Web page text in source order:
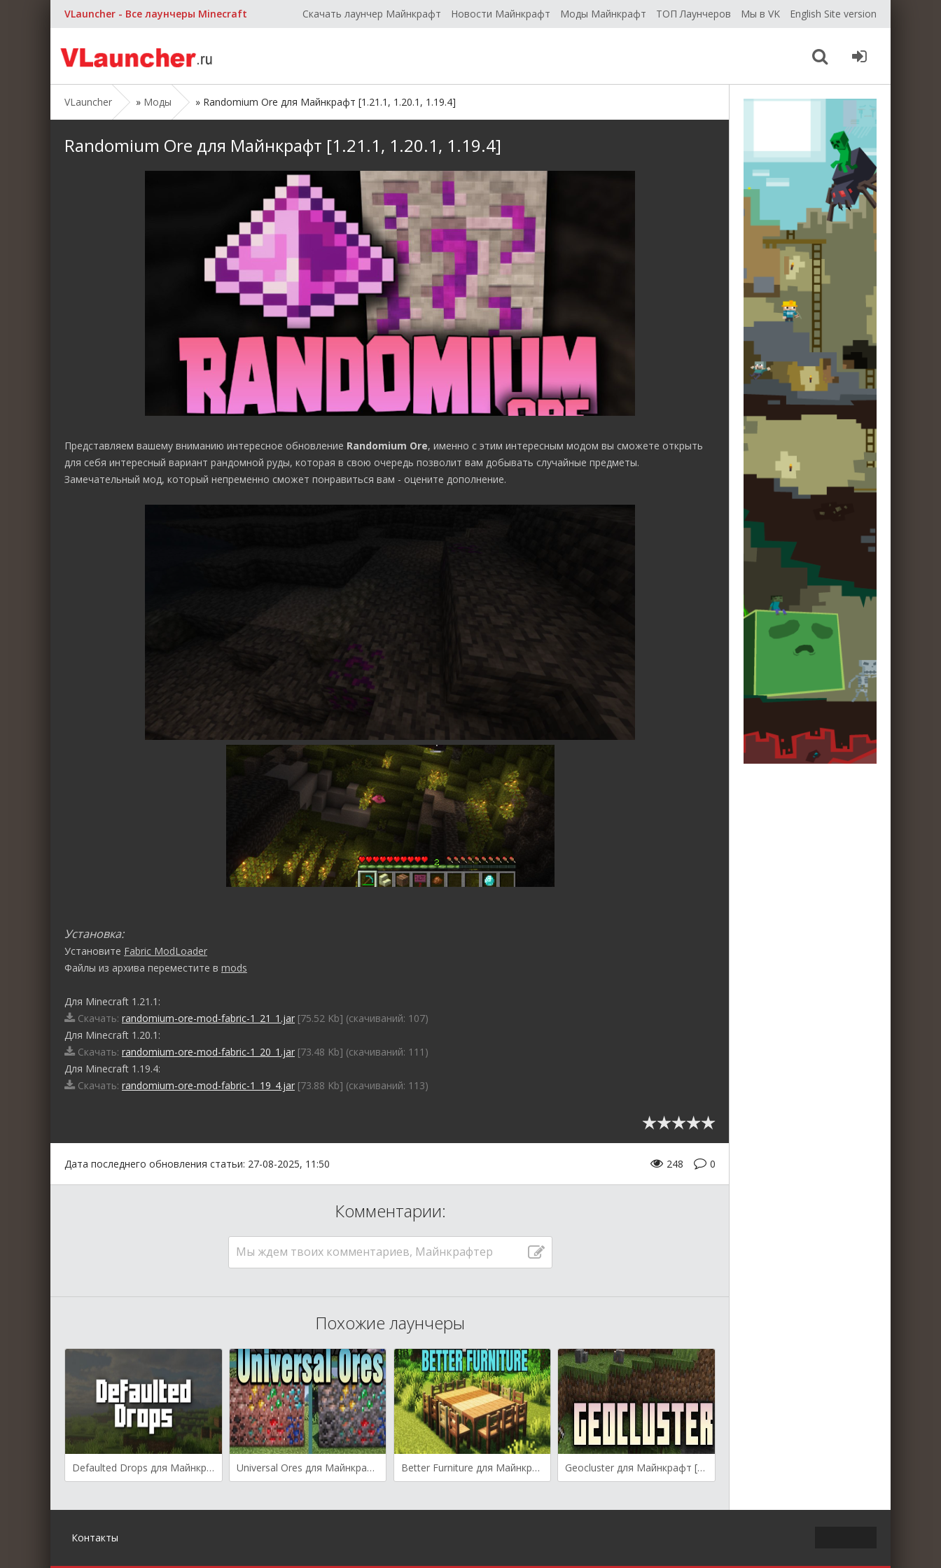
VLauncher - Все лаунчеры Minecraft Скачать лаунчер Майнкрафт Новости Майнкрафт Моды Майнкрафт ТОП Лаунчеров Мы в VK English Site version
VLauncher » Моды » Randomium Ore для Майнкрафт [1.21.1, 1.20.1, 1.19.4]
Randomium Ore для Майнкрафт [1.21.1, 1.20.1, 1.19.4]
Представляем вашему вниманию интересное обновление Randomium Ore, именно с этим интересным модом вы сможете открыть
для себя интересный вариант рандомной руды, которая в свою очередь позволит вам добывать случайные предметы.
Замечательный мод, который непременно сможет понравиться вам - оцените дополнение.
Установка:
Установите Fabric ModLoader
Файлы из архива переместите в mods
Для Minecraft 1.21.1:
Скачать: randomium-ore-mod-fabric-1_21_1.jar [75.52 Kb] (cкачиваний: 107)
Для Minecraft 1.20.1:
Скачать: randomium-ore-mod-fabric-1_20_1.jar [73.48 Kb] (cкачиваний: 111)
Для Minecraft 1.19.4:
Скачать: randomium-ore-mod-fabric-1_19_4.jar [73.88 Kb] (cкачиваний: 113)
Дата последнего обновления статьи: 27-08-2025, 11:50 0
248
Комментарии:
Мы ждем твоих комментариев, Майнкрафтер
Похожие лаунчеры
Defaulted Drops для Майнкрафт [1.21.5, 1.21.4, 1.21.1] Universal Ores для Майнкрафт [1.21.4, 1.21.1, 1.20.1] Better Furniture для Майнкрафт [1.21, 1.20.4] Geocluster для Майнкрафт [1.21, 1.20.1, 1.20]
Контакты